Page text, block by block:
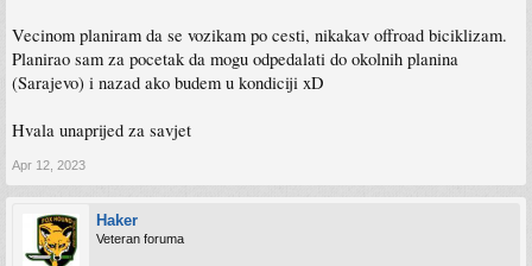
Vecinom planiram da se vozikam po cesti, nikakav offroad biciklizam.
Planirao sam za pocetak da mogu odpedalati do okolnih planina
(Sarajevo) i nazad ako budem u kondiciji xD
Hvala unaprijed za savjet
Apr 12, 2023
Haker
Veteran foruma